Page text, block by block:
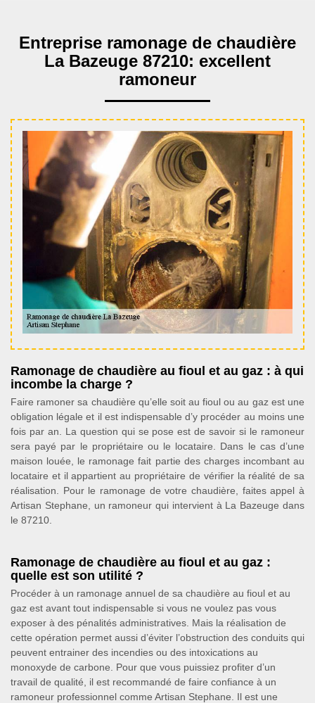
Entreprise ramonage de chaudière
La Bazeuge 87210: excellent
ramoneur
Ramonage de chaudière au fioul et au gaz : à qui
incombe la charge ?
Faire ramoner sa chaudière qu’elle soit au fioul ou au gaz est une
obligation légale et il est indispensable d’y procéder au moins une
fois par an. La question qui se pose est de savoir si le ramoneur
sera payé par le propriétaire ou le locataire. Dans le cas d’une
maison louée, le ramonage fait partie des charges incombant au
locataire et il appartient au propriétaire de vérifier la réalité de sa
réalisation. Pour le ramonage de votre chaudière, faites appel à
Artisan Stephane, un ramoneur qui intervient à La Bazeuge dans
le 87210.
Ramonage de chaudière au fioul et au gaz :
quelle est son utilité ?
Procéder à un ramonage annuel de sa chaudière au fioul et au
gaz est avant tout indispensable si vous ne voulez pas vous
exposer à des pénalités administratives. Mais la réalisation de
cette opération permet aussi d’éviter l’obstruction des conduits qui
peuvent entrainer des incendies ou des intoxications au
monoxyde de carbone. Pour que vous puissiez profiter d’un
travail de qualité, il est recommandé de faire confiance à un
ramoneur professionnel comme Artisan Stephane. Il est une